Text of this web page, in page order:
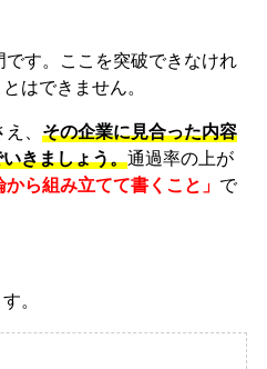
す。ここを突破できなけれ
はできません。
、 その企業に見合った内容
きましょう。通過率の上が
から組み立てて書くこと」 で
。